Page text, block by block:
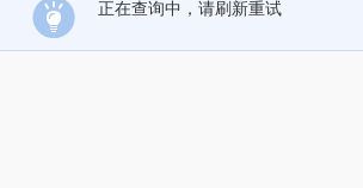
正在查询中，请刷新重试